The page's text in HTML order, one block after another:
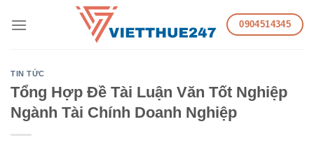
0904514345
TIN TỨC
Tổng Hợp Đề Tài Luận Văn Tốt Nghiệp
Ngành Tài Chính Doanh Nghiệp